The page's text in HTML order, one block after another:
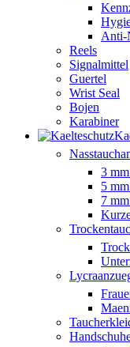
Anti-
Reels
Signalmittel
Guertel
Wrist Seal
Bojen
Karabiner
3
5
7